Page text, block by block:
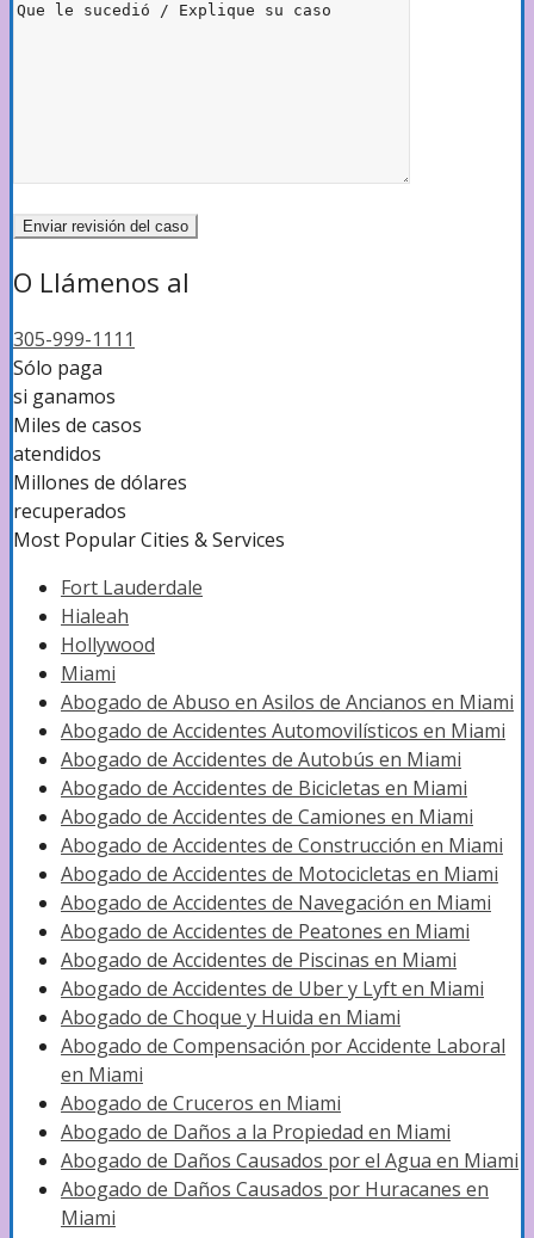
O Llámenos al
305-999-1111
Sólo paga
si ganamos
Miles de casos
atendidos
Millones de dólares
recuperados
Most Popular Cities & Services
Fort Lauderdale
Hialeah
Hollywood
Miami
Abogado de Abuso en Asilos de Ancianos en Miami
Abogado de Accidentes Automovilísticos en Miami
Abogado de Accidentes de Autobús en Miami
Abogado de Accidentes de Bicicletas en Miami
Abogado de Accidentes de Camiones en Miami
Abogado de Accidentes de Construcción en Miami
Abogado de Accidentes de Motocicletas en Miami
Abogado de Accidentes de Navegación en Miami
Abogado de Accidentes de Peatones en Miami
Abogado de Accidentes de Piscinas en Miami
Abogado de Accidentes de Uber y Lyft en Miami
Abogado de Choque y Huida en Miami
Abogado de Compensación por Accidente Laboral
en Miami
Abogado de Cruceros en Miami
Abogado de Daños a la Propiedad en Miami
Abogado de Daños Causados por el Agua en Miami
Abogado de Daños Causados por Huracanes en
Miami